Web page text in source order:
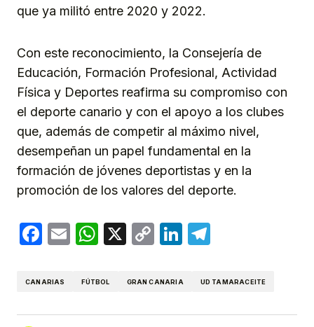
que ya militó entre 2020 y 2022.
Con este reconocimiento, la Consejería de
Educación, Formación Profesional, Actividad
Física y Deportes reafirma su compromiso con
el deporte canario y con el apoyo a los clubes
que, además de competir al máximo nivel,
desempeñan un papel fundamental en la
formación de jóvenes deportistas y en la
promoción de los valores del deporte.
Facebook
EmailWhatsApp
X
CopyLinkedIn
CANARIAS FÚTBOL GRAN CANARIA UD TAMARACEITE